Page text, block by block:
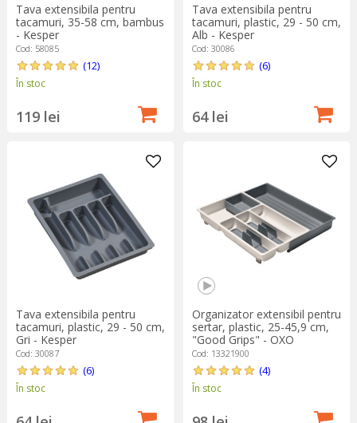
Tava extensibila pentru
tacamuri, 35-58 cm, bambus
- Kesper
Cod: 58085
(12)
În stoc
119 lei
Tava extensibila pentru
tacamuri, plastic, 29 - 50 cm,
Alb - Kesper
Cod: 30086
(6)
În stoc
64 lei
Tava extensibila pentru
tacamuri, plastic, 29 - 50 cm,
Gri - Kesper
Cod: 30087
(6)
În stoc
Organizator extensibil pentru
sertar, plastic, 25-45,9 cm,
"Good Grips" - OXO
Cod: 13321900
(4)
În stoc